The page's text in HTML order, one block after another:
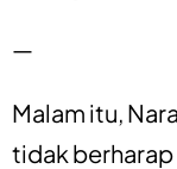
—
Malam itu,
tidak